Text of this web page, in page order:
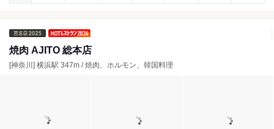
焼肉 AJITO 総本店
[神奈川] 横浜駅 347m / 焼肉、ホルモン、韓国料理